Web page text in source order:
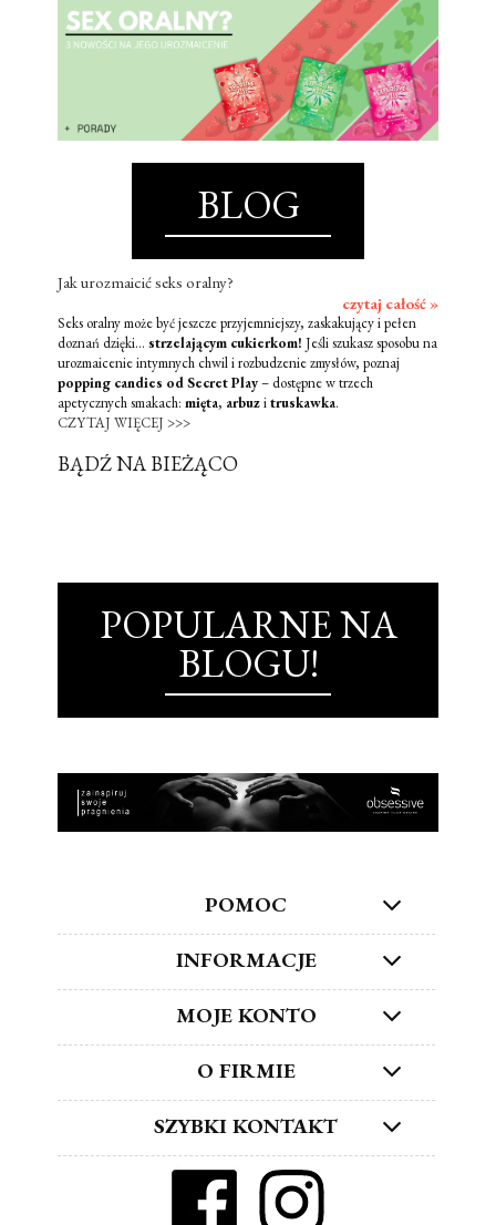
BLOG
Jak urozmaicić seks oralny?
czytaj całość »
Seks oralny może być jeszcze przyjemniejszy, zaskakujący i pełen
doznań dzięki... strzelającym cukierkom! Jeśli szukasz sposobu na
urozmaicenie intymnych chwil i rozbudzenie zmysłów, poznaj
popping candies od Secret Play– dostępne w trzech
apetycznych smakach: mięta, arbuzitruskawka.
CZYTAJ WIĘCEJ >>>
BĄDŹ NA BIEŻĄCO
POPULARNE NA
BLOGU!
POMOC
INFORMACJE
MOJE KONTO
O FIRMIE
SZYBKI KONTAKT